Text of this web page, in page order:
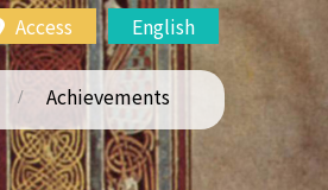
English
Access
Achievements